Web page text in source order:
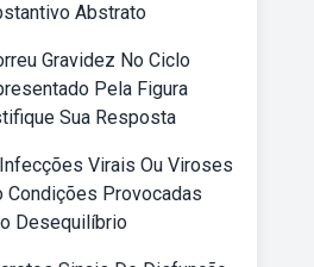
Abstrato
Gravidez No Ciclo
Pela Figura
Sua Resposta
Virais Ou Viroses
Condições Provocadas
Desequilíbrio